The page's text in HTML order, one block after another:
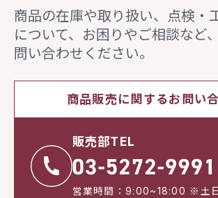
商品の在庫や取り扱い、点検・
について、 お困りやご相談など
問い合わせください。
商品販売に関するお問い
販売部TEL
営業時間：9:00~18:00 ※土